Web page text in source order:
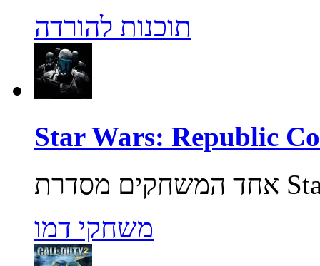
תוכנות להורדה
משחקי דמו